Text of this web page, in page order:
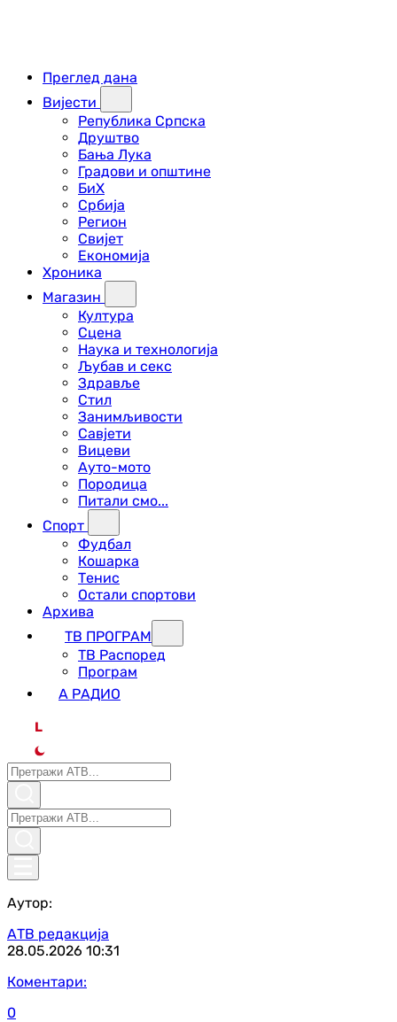
Преглед дана
Вијести
Република Српска
Друштво
Бања Лука
Градови и општине
БиХ
Србија
Регион
Свијет
Економија
Хроника
Магазин
Култура
Сцена
Наука и технологија
Љубав и секс
Здравље
Стил
Занимљивости
Савјети
Вицеви
Ауто-мото
Породица
Питали смо...
Спорт
Фудбал
Кошарка
Тенис
Остали спортови
Архива
ТВ ПРОГРАМ
ТВ Распоред
Програм
А РАДИО
L
Аутор:
АТВ редакција
28.05.2026 10:31
Коментари:
0